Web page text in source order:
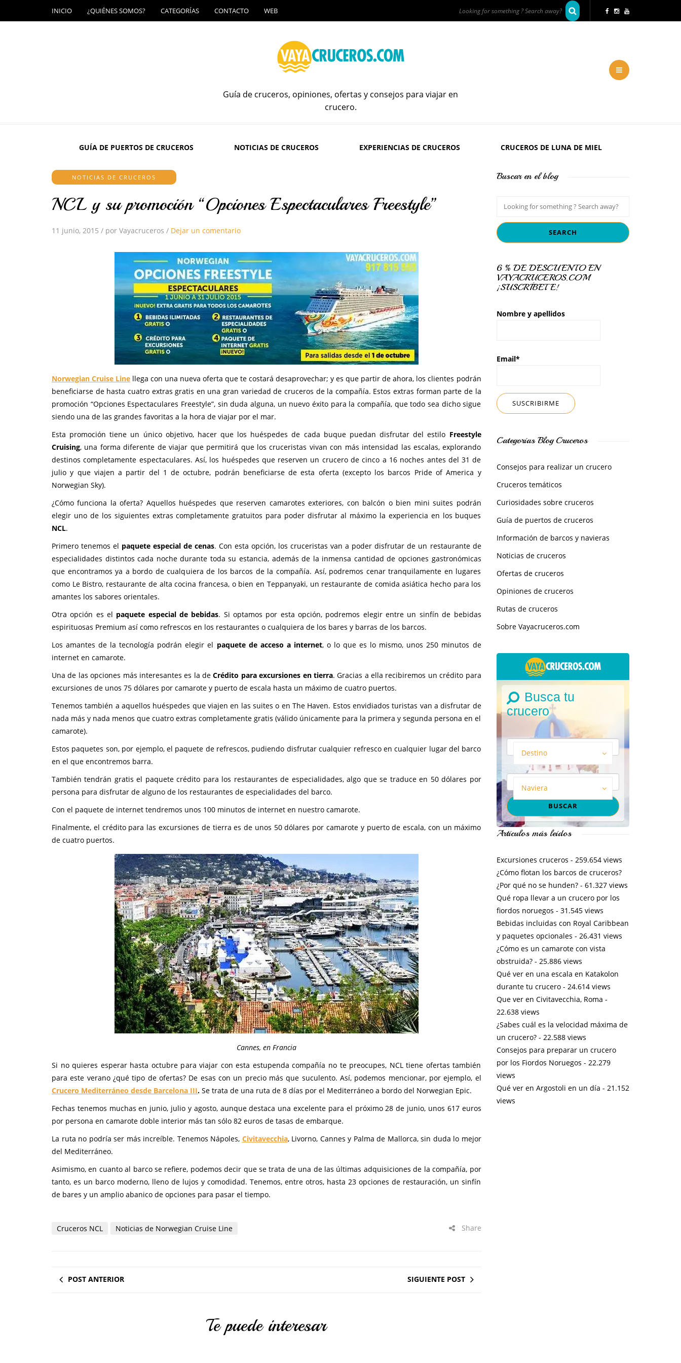
INICIO ¿QUIÉNES SOMOS? CATEGORÍAS CONTACTO WEB
Guía de cruceros, opiniones, ofertas y consejos para viajar en
crucero.
GUÍA DE PUERTOS DE CRUCEROS NOTICIAS DE CRUCEROS EXPERIENCIAS DE CRUCEROS CRUCEROS DE LUNA DE MIEL
NOTICIAS DE CRUCEROS
NCL y su promoción “Opciones Espectaculares Freestyle”
11 junio, 2015 / por Vayacruceros / Dejar un comentario
Norwegian Cruise Line llega con una nueva oferta que te costará desaprovechar; y es que partir de ahora, los clientes podrán
beneficiarse de hasta cuatro extras gratis en una gran variedad de cruceros de la compañía. Estos extras forman parte de la
promoción “Opciones Espectaculares Freestyle”, sin duda alguna, un nuevo éxito para la compañía, que todo sea dicho sigue
siendo una de las grandes favoritas a la hora de viajar por el mar.
Esta promoción tiene un único objetivo, hacer que los huéspedes de cada buque puedan disfrutar del estilo Freestyle
Cruising, una forma diferente de viajar que permitirá que los cruceristas vivan con más intensidad las escalas, explorando
destinos completamente espectaculares. Así, los huéspedes que reserven un crucero de cinco a 16 noches antes del 31 de
julio y que viajen a partir del 1 de octubre, podrán beneficiarse de esta oferta (excepto los barcos Pride of America y
Norwegian Sky).
¿Cómo funciona la oferta? Aquellos huéspedes que reserven camarotes exteriores, con balcón o bien mini suites podrán
elegir uno de los siguientes extras completamente gratuitos para poder disfrutar al máximo la experiencia en los buques
NCL.
Primero tenemos el paquete especial de cenas. Con esta opción, los cruceristas van a poder disfrutar de un restaurante de
especialidades distintos cada noche durante toda su estancia, además de la inmensa cantidad de opciones gastronómicas
que encontramos ya a bordo de cualquiera de los barcos de la compañía. Así, podremos cenar tranquilamente en lugares
como Le Bistro, restaurante de alta cocina francesa, o bien en Teppanyaki, un restaurante de comida asiática hecho para los
amantes los sabores orientales.
Otra opción es el paquete especial de bebidas. Si optamos por esta opción, podremos elegir entre un sinfín de bebidas
espirituosas Premium así como refrescos en los restaurantes o cualquiera de los bares y barras de los barcos.
Los amantes de la tecnología podrán elegir el paquete de acceso a internet, o lo que es lo mismo, unos 250 minutos de
internet en camarote.
Una de las opciones más interesantes es la deCrédito para excursiones en tierra. Gracias a ella recibiremos un crédito para
excursiones de unos 75 dólares por camarote y puerto de escala hasta un máximo de cuatro puertos.
Tenemos también a aquellos huéspedes que viajen en las suites o en The Haven. Estos envidiados turistas van a disfrutar de
nada más y nada menos que cuatro extras completamente gratis (válido únicamente para la primera y segunda persona en el
camarote).
Estos paquetes son, por ejemplo, el paquete de refrescos, pudiendo disfrutar cualquier refresco en cualquier lugar del barco
en el que encontremos barra.
También tendrán gratis el paquete crédito para los restaurantes de especialidades, algo que se traduce en 50 dólares por
persona para disfrutar de alguno de los restaurantes de especialidades del barco.
Con el paquete de internet tendremos unos 100 minutos de internet en nuestro camarote.
Finalmente, el crédito para las excursiones de tierra es de unos 50 dólares por camarote y puerto de escala, con un máximo
de cuatro puertos.
Cannes, en Francia
Si no quieres esperar hasta octubre para viajar con esta estupenda compañía no te preocupes, NCL tiene ofertas también
para este verano ¿qué tipo de ofertas? De esas con un precio más que suculento. Así, podemos mencionar, por ejemplo, el
Crucero Mediterráneo desde Barcelona III. Se trata de una ruta de 8 días por el Mediterráneo a bordo del Norwegian Epic.
Fechas tenemos muchas en junio, julio y agosto, aunque destaca una excelente para el próximo 28 de junio, unos 617 euros
por persona en camarote doble interior más tan sólo 82 euros de tasas de embarque.
La ruta no podría ser más increíble. Tenemos Nápoles, Civitavecchia, Livorno, Cannes y Palma de Mallorca, sin duda lo mejor
del Mediterráneo.
Asimismo, en cuanto al barco se refiere, podemos decir que se trata de una de las últimas adquisiciones de la compañía, por
tanto, es un barco moderno, lleno de lujos y comodidad. Tenemos, entre otros, hasta 23 opciones de restauración, un sinfín
de bares y un amplio abanico de opciones para pasar el tiempo.
Cruceros NCL Noticias de Norwegian Cruise Line Share
POST ANTERIOR SIGUIENTE POST
Te puede interesar
Buscar en el blog
6 % DE DESCUENTO EN
VAYACRUCEROS.COM
¡SUSCRÍBETE!
Nombre y apellidos
Email*
Categorías Blog Cruceros
Consejos para realizar un crucero
Cruceros temáticos
Curiosidades sobre cruceros
Guía de puertos de cruceros
Información de barcos y navieras
Noticias de cruceros
Ofertas de cruceros
Opiniones de cruceros
Rutas de cruceros
Sobre Vayacruceros.com
Busca tu
crucero
Destino
Naviera
Artículos más leídos
Excursiones cruceros - 259.654 views
¿Cómo flotan los barcos de cruceros?
¿Por qué no se hunden?- 61.327 views
Qué ropa llevar a un crucero por los
fiordos noruegos - 31.545 views
Bebidas incluidas con Royal Caribbean
y paquetes opcionales - 26.431 views
¿Cómo es un camarote con vista
obstruida?- 25.886 views
Qué ver en una escala en Katakolon
durante tu crucero- 24.614 views
Que ver en Civitavecchia, Roma -
22.638 views
¿Sabes cuál es la velocidad máxima de
un crucero?- 22.588 views
Consejos para preparar un crucero
por los Fiordos Noruegos - 22.279
views
Qué ver en Argostoli en un día - 21.152
views